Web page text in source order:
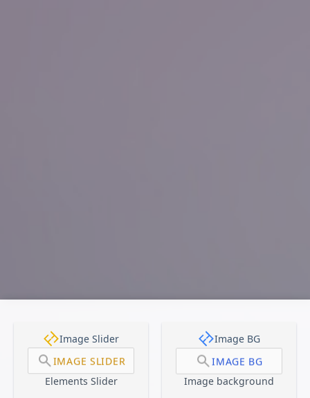
Image Slider
IMAGE SLIDER
Elements Slider
Image BG
IMAGE BG
Image background